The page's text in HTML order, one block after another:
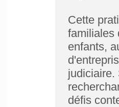
Cette
familiales
enfants,
judiciaire.
défis